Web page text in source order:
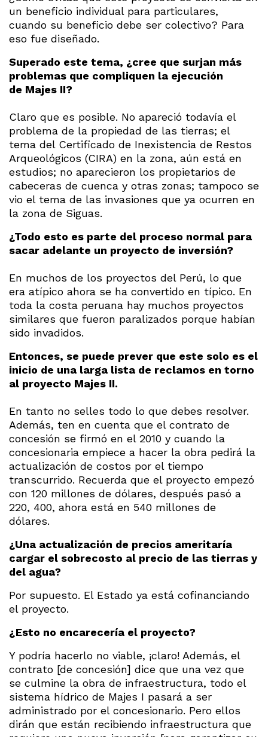
un beneficio individual para particulares,
cuando su beneficio debe ser colectivo? Para
eso fue diseñado.
Superado este tema, ¿cree que surjan más
problemas que compliquen la ejecución
de Majes II?
Claro que es posible. No apareció todavía el
problema de la propiedad de las tierras; el
tema del Certificado de Inexistencia de Restos
Arqueológicos (CIRA) en la zona, aún está en
estudios; no aparecieron los propietarios de
cabeceras de cuenca y otras zonas; tampoco se
vio el tema de las invasiones que ya ocurren en
la zona de Siguas.
¿Todo esto es parte del proceso normal para
sacar adelante un proyecto de inversión?
En muchos de los proyectos del Perú, lo que
era atípico ahora se ha convertido en típico. En
toda la costa peruana hay muchos proyectos
similares que fueron paralizados porque habían
sido invadidos.
Entonces, se puede prever que este solo es el
inicio de una larga lista de reclamos en torno
al proyecto Majes II.
En tanto no selles todo lo que debes resolver.
Además, ten en cuenta que el contrato de
concesión se firmó en el 2010 y cuando la
concesionaria empiece a hacer la obra pedirá la
actualización de costos por el tiempo
transcurrido. Recuerda que el proyecto empezó
con 120 millones de dólares, después pasó a
220, 400, ahora está en 540 millones de
dólares.
¿Una actualización de precios ameritaría
cargar el sobrecosto al precio de las tierras y
del agua?
Por supuesto. El Estado ya está cofinanciando
el proyecto.
¿Esto no encarecería el proyecto?
Y podría hacerlo no viable, ¡claro! Además, el
contrato [de concesión] dice que una vez que
se culmine la obra de infraestructura, todo el
sistema hídrico de Majes I pasará a ser
administrado por el concesionario. Pero ellos
dirán que están recibiendo infraestructura que